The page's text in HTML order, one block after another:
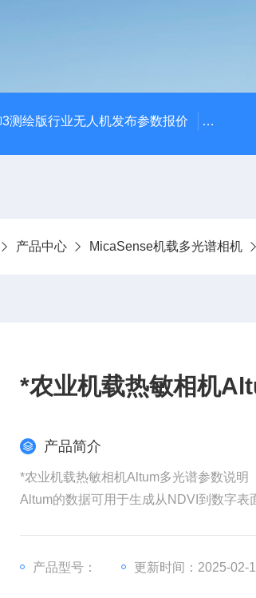
测绘版行业无人机发布参数报价 大疆升
产品中心 MicaSense机载多光谱相机
*农业机载热敏相机
产品简介
*农业机载热敏相机Altum多光谱参数说明
Altum的数据可用于生成从NDVI到数字表
产品型号： 更新时间：2025-02-